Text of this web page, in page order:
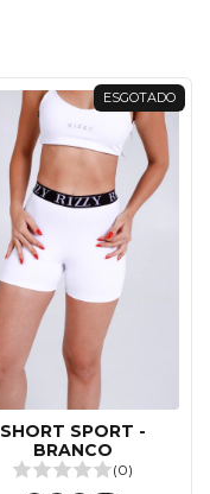
ESGOTADO
SHORT SPORT -
BRANCO
(0)